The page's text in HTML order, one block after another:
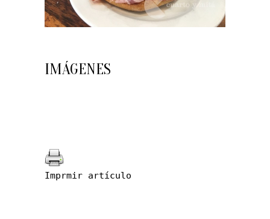
IMÁGENES
Imprmir artículo